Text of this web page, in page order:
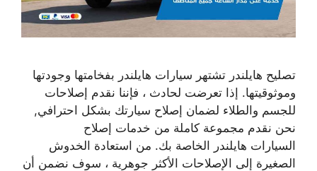
تصليح هايلندر تشتهر سيارات هايلندر بفخامتها وجودتها
وموثوقيتها. إذا تعرضت لحادث ، فإننا نقدم إصلاحات
للجسم والطلاء لضمان إصلاح سيارتك بشكل احترافي,
نحن نقدم مجموعة كاملة من خدمات إصلاح
السيارات هايلندر الخاصة بك. من استعادة الخدوش
الصغيرة إلى الإصلاحات الأكثر جوهرية ، سوف نضمن أن